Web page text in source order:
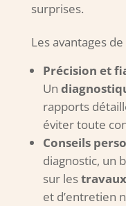
surprises.
Les avantages
Précision et
Un
rapports
éviter toute
Conseils
diagnostic, un
sur lestravaux
et d’entretien